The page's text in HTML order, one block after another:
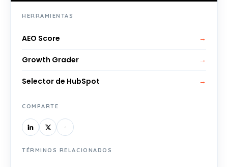
HERRAMIENTAS
AEO Score →
Growth Grader →
Selector de HubSpot →
COMPARTE
TÉRMINOS RELACIONADOS